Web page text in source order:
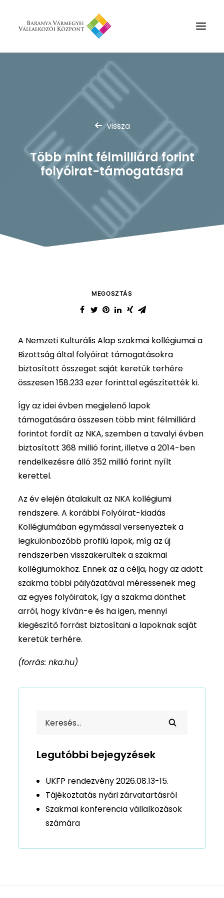
Rólunk
Szolgáltatások
Hírek
Partnerek
Kapcsolat
Keresés
vissza
Több mint félmilliárd forint
folyóirat-támogatásra
MEGOSZTÁS
A Nemzeti Kulturális Alap szakmai kollégiumai a
Bizottság által folyóirat támogatásokra
biztosított összeget saját keretük terhére
összesen 158.233 ezer forinttal egészítették ki.
Így az idei évben megjelenő lapok
támogatására összesen több mint félmilliárd
forintot fordít az NKA, szemben a tavalyi évben
biztosított 368 millió forint, illetve a 2014-ben
rendelkezésre álló 352 millió forint nyílt
kerettel.
Az év elején átalakult az NKA kollégiumi
rendszere. A korábbi Folyóirat-kiadás
Kollégiumában egymással versenyeztek a
legkülönbözőbb profilú lapok, míg az új
rendszerben visszakerültek a szakmai
kollégiumokhoz. Ennek az a célja, hogy az adott
szakma többi pályázatával méressenek meg
az egyes folyóiratok, így a szakma dönthet
arról, hogy kíván-e és ha igen, mennyi
kiegészítő forrást biztosítani a lapoknak saját
keretük terhére.
(forrás: nka.hu)
Legutóbbi bejegyzések
ÜKFP rendezvény 2026.08.13-15.
Tájékoztatás nyári zárvatartásról
Szakmai konferencia vállalkozások
számára